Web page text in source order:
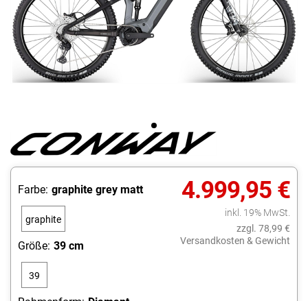
4.999,95 €
inkl. 19% MwSt.
zzgl. 78,99 €
Versandkosten & Gewicht
Farbe: graphite grey matt
graphite
Größe: 39 cm
39